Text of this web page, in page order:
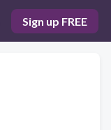
Sign up FREE